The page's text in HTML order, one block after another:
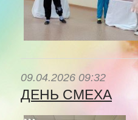
09.04.2026 09:32
ДЕНЬ СМЕХА